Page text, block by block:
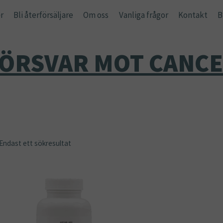
Bli återförsäljare Om oss Vanliga frågor Kontakt
MOT
Endast ett sökresultat